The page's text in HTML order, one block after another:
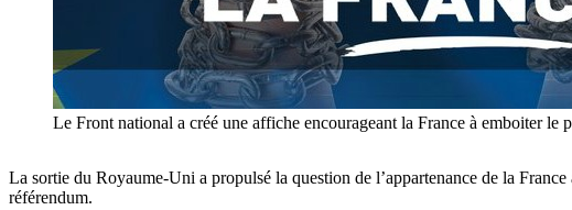
Le Front national a créé une affiche encourageant la France à emboiter le
La sortie du Royaume-Uni a propulsé la question de l’appartenance de la
référendum.